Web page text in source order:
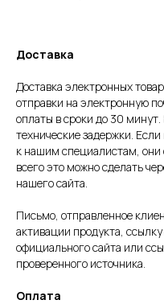
Доставка
Доставка электронных
отправки на электронную
оплаты в сроки до 30
технические задержки.
к нашим специалистам, они
всего это можно сделать
нашего сайта.
Письмо, отправленное
активации продукта,
официального сайта или
проверенного источника.
Оплата